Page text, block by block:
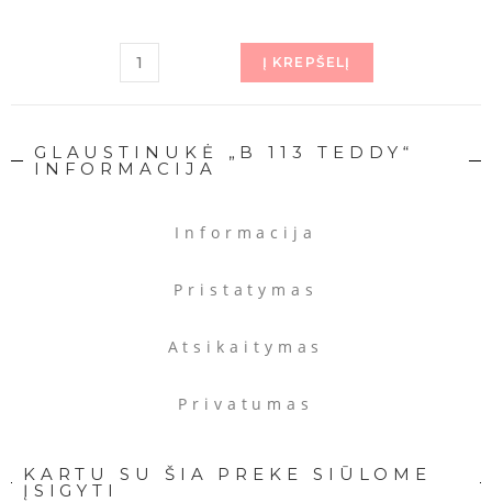
Į KREPŠELĮ
GLAUSTINUKĖ „B 113 TEDDY“
INFORMACIJA
Informacija
Pristatymas
Atsikaitymas
Privatumas
KARTU SU ŠIA PREKE SIŪLOME
ĮSIGYTI